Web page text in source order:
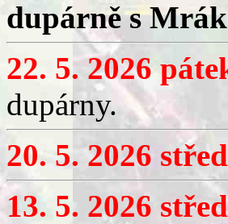
dupárně s
22. 5. 2026
dupárny.
20. 5. 2026
13. 5. 2026